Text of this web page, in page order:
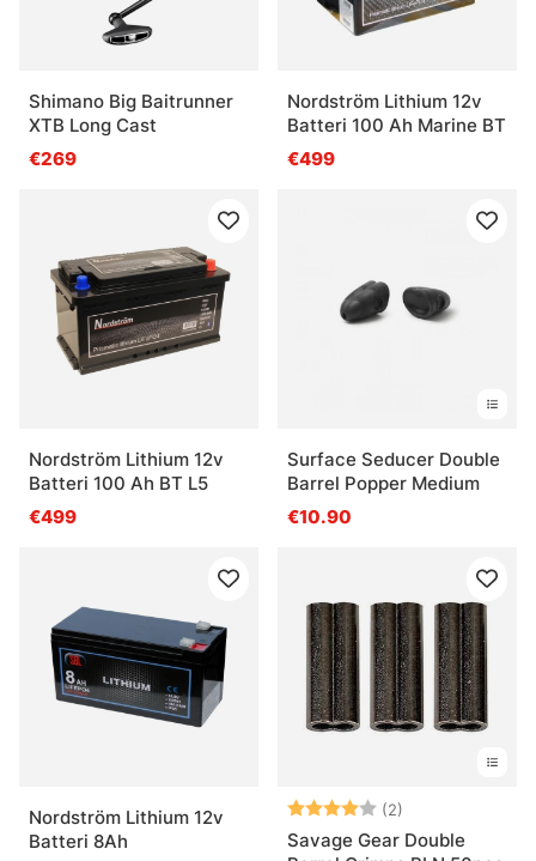
Shimano Big Baitrunner
XTB Long Cast
€269
Nordström Lithium 12v
Batteri 100 Ah Marine BT
€499
Nordström Lithium 12v
Batteri 100 Ah BT L5
€499
Surface Seducer Double
Barrel Popper Medium
€10.90
Nordström Lithium 12v
Batteri 8Ah
Note: (2)
Savage Gear Double